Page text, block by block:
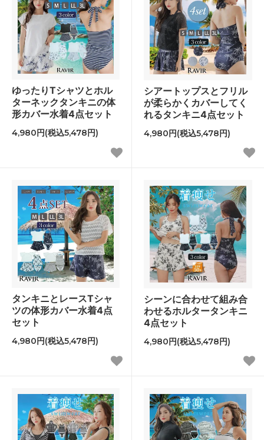
ゆったりTシャツとホル
ターネックタンキニの体
形カバー水着4点セット
4,980円(税込5,478円)
シアートップスとフリル
が柔らかくカバーしてく
れるタンキニ4点セット
4,980円(税込5,478円)
タンキニとレースTシャ
ツの体形カバー水着4点
セット
4,980円(税込5,478円)
シーンに合わせて組み合
わせるホルタータンキニ
4点セット
4,980円(税込5,478円)